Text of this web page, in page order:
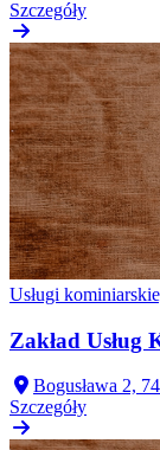
Szczegóły
Usługi
Zakład Usług
Bogusława 2,
Szczegóły